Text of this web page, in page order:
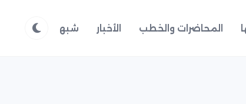
المحاضرات والخطب الأخبار شبهات وردود